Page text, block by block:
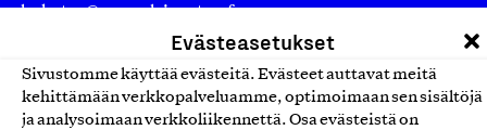
Evästeasetukset
Sivustomme käyttää evästeitä. Evästeet auttavat meitä
kehittämään verkkopalveluamme, optimoimaan sen sisältöjä
ja analysoimaan verkkoliikennettä. Osa evästeistä on
laskutus@suomalainentyo.fi